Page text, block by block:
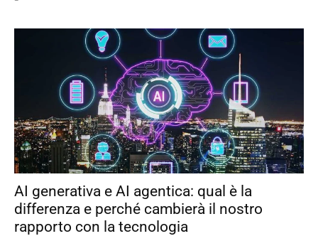
AI generativa e AI agentica: qual è la
differenza e perché cambierà il nostro
rapporto con la tecnologia